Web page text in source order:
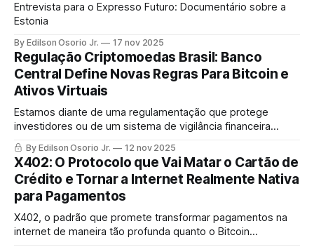
Entrevista para o Expresso Futuro: Documentário sobre a
Estonia
By Edilson Osorio Jr. 17 nov 2025
Regulação Criptomoedas Brasil: Banco
Central Define Novas Regras Para Bitcoin e
Ativos Virtuais
Estamos diante de uma regulamentação que protege
investidores ou de um sistema de vigilância financeira
disfarçado de segurança?
By Edilson Osorio Jr. 12 nov 2025
X402: O Protocolo que Vai Matar o Cartão de
Crédito e Tornar a Internet Realmente Nativa
para Pagamentos
X402, o padrão que promete transformar pagamentos na
internet de maneira tão profunda quanto o Bitcoin